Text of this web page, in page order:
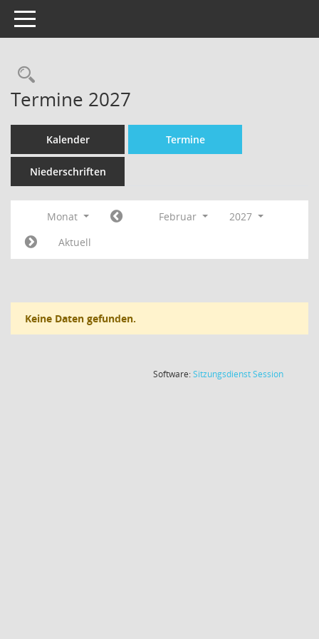
Toggle navigation
Termine 2027
Kalender Termine
Niederschriften
Monat Februar
2027
Aktuell
Keine Daten gefunden.
Software:SitzungsdienstSession(Wird in